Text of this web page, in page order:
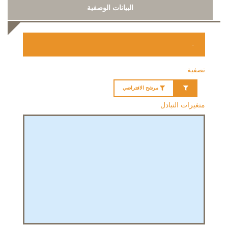
البيانات الوصفية
-
تصفية
مرشح الافتراضي
متغيرات التبادل